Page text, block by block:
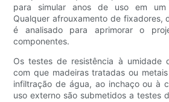
para simular anos de uso em um
Qualquer afrouxamento de fixadores,
é analisado para aprimorar o
componentes.
Os testes de resistência à umidade
com que madeiras tratadas ou
infiltração de água, ao inchaço ou à
uso externo são submetidos a testes